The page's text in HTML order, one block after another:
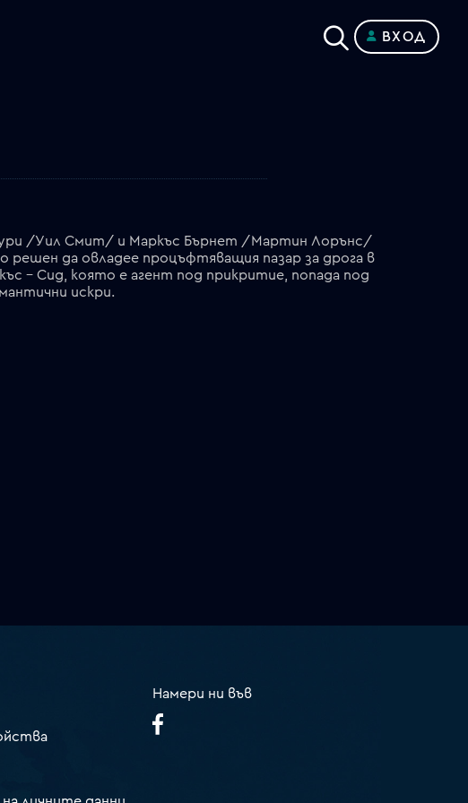
ВХОД
/Уил Смит/ и Маркъс Бърнет /Мартин Лорънс/
да овладее процъфтяващия пазар за дрога в
– Сид, която е агент под прикритие, попада под
искри.
Намери ни във